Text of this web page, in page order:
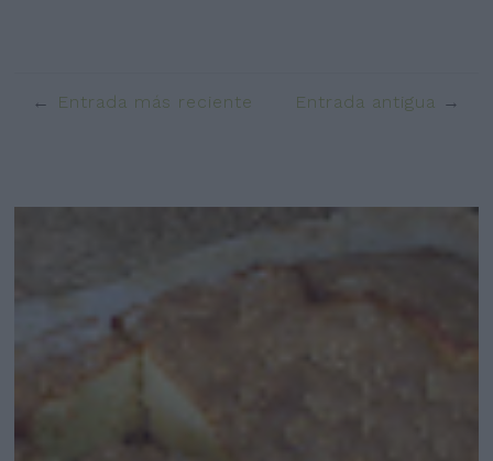
Entrada más reciente Entrada antigua